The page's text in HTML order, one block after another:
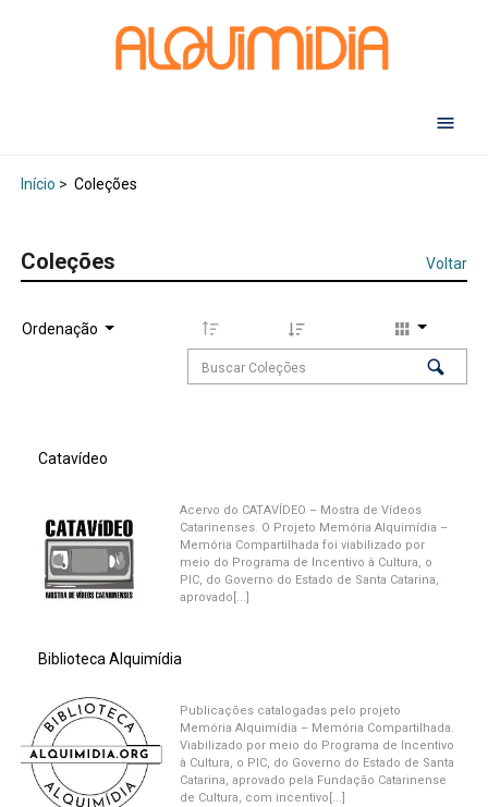
Início > Coleções
Coleções Voltar
Ordenação
Catavídeo
Acervo do CATAVÍDEO – Mostra de Vídeos
Catarinenses. O Projeto Memória Alquimídia –
Memória Compartilhada foi viabilizado por
meio do Programa de Incentivo à Cultura, o
PIC, do Governo do Estado de Santa Catarina,
aprovado[...]
Biblioteca Alquimídia
Publicações catalogadas pelo projeto
Memória Alquimídia – Memória Compartilhada.
Viabilizado por meio do Programa de Incentivo
à Cultura, o PIC, do Governo do Estado de Santa
Catarina, aprovado pela Fundação Catarinense
de Cultura, com incentivo[...]